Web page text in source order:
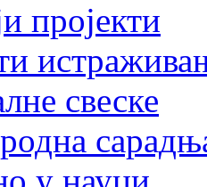
пројекти
свеске